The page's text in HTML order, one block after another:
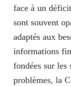
face à un
sont souvent
adaptés aux
informations
fondées sur les
problèmes, la